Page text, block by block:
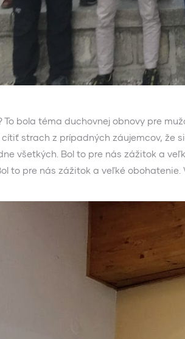
To bola téma duchovnej obnovy pre
strach z prípadných záujemcov, že
všetkých. Bol to pre nás zážitok a
to pre nás zážitok a veľké